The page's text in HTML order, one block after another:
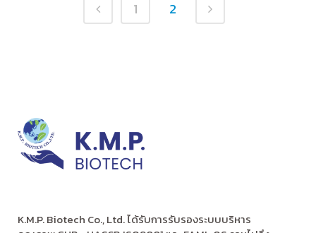
1 2
K.M.P. Biotech Co., Ltd. ได้รับการรับรองระบบบริหาร